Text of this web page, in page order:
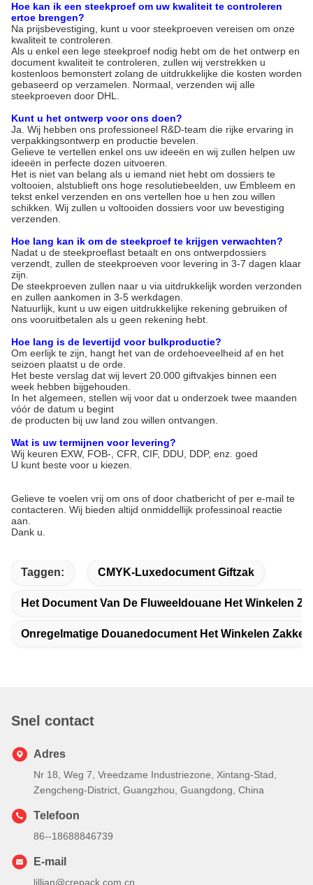
Hoe kan ik een steekproef om uw kwaliteit te controleren
ertoe brengen?
Na prijsbevestiging, kunt u voor steekproeven vereisen om onze
kwaliteit te controleren.
Als u enkel een lege steekproef nodig hebt om de het ontwerp en
document kwaliteit te controleren, zullen wij verstrekken u
kostenloos bemonstert zolang de uitdrukkelijke die kosten worden
gebaseerd op verzamelen. Normaal, verzenden wij alle
steekproeven door DHL.
Kunt u het ontwerp voor ons doen?
Ja. Wij hebben ons professioneel R&D-team die rijke ervaring in
verpakkingsontwerp en productie bevelen.
Gelieve te vertellen enkel ons uw ideeën en wij zullen helpen uw
ideeën in perfecte dozen uitvoeren.
Het is niet van belang als u iemand niet hebt om dossiers te
voltooien, alstublieft ons hoge resolutiebeelden, uw Embleem en
tekst enkel verzenden en ons vertellen hoe u hen zou willen
schikken. Wij zullen u voltooiden dossiers voor uw bevestiging
verzenden.
Hoe lang kan ik om de steekproef te krijgen verwachten?
Nadat u de steekproeflast betaalt en ons ontwerpdossiers
verzendt, zullen de steekproeven voor levering in 3-7 dagen klaar
zijn.
De steekproeven zullen naar u via uitdrukkelijk worden verzonden
en zullen aankomen in 3-5 werkdagen.
Natuurlijk, kunt u uw eigen uitdrukkelijke rekening gebruiken of
ons vooruitbetalen als u geen rekening hebt.
Hoe lang is de levertijd voor bulkproductie?
Om eerlijk te zijn, hangt het van de ordehoeveelheid af en het
seizoen plaatst u de orde.
Het beste verslag dat wij levert 20.000 giftvakjes binnen een
week hebben bijgehouden.
In het algemeen, stellen wij voor dat u onderzoek twee maanden
vóór de datum u begint
de producten bij uw land zou willen ontvangen.
Wat is uw termijnen voor levering?
Wij keuren EXW, FOB-, CFR, CIF, DDU, DDP, enz. goed
U kunt beste voor u kiezen.
Gelieve te voelen vrij om ons of door chatbericht of per e-mail te
contacteren. Wij bieden altijd onmiddellijk professinoal reactie
aan.
Dank u.
Taggen: CMYK-Luxedocument Giftzak
Het Document Van De Fluweeldouane Het Winkelen
Onregelmatige Douanedocument Het Winkelen Zakken
Snel contact
Adres
Nr 18, Weg 7, Vreedzame Industriezone, Xintang-Stad,
Zengcheng-District, Guangzhou, Guangdong, China
Telefoon
86--18688846739
E-mail
lillian@crepack.com.cn